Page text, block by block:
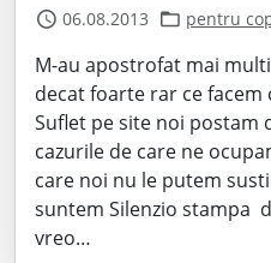
06.08.2013 pentru
M-au apostrofat mai
decat foarte rar ce facem
Suflet pe site noi postam
cazurile de care ne
care noi nu le putem
suntem Silenzio stampa
vreo…